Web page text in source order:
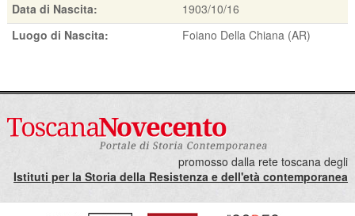
Data di Nascita:
1903/10/16
Luogo di Nascita:
Foiano Della Chiana (AR)
promosso dalla rete toscana degli
Istituti per la Storia della Resistenza e dell'età contemporanea